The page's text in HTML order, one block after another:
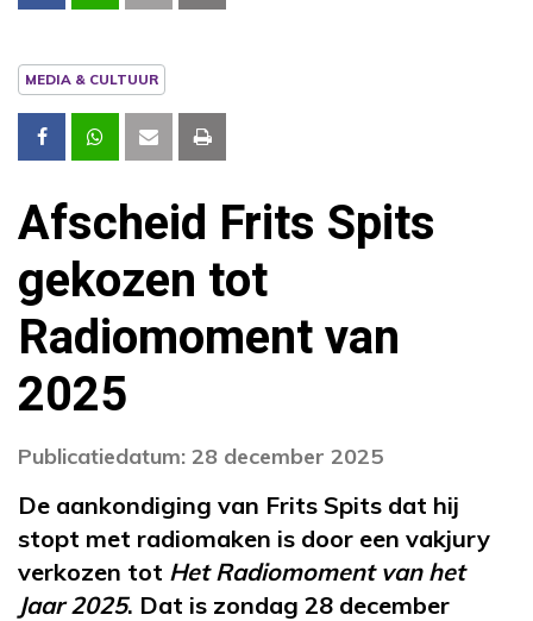
MEDIA & CULTUUR
Afscheid Frits Spits
gekozen tot
Radiomoment van
2025
Publicatiedatum: 28 december 2025
De aankondiging van Frits Spits dat hij
stopt met radiomaken is door een vakjury
verkozen tot Het Radiomoment van het
Jaar 2025. Dat is zondag 28 december